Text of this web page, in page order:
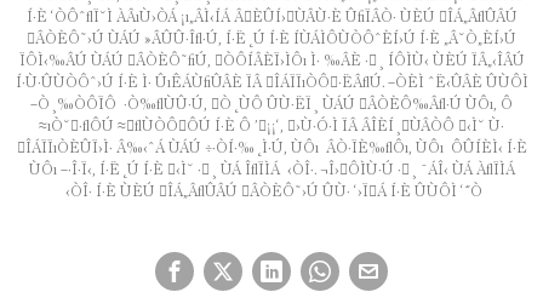
Í·È ‘ÒÔˆﬂÏ˘Ì ÀÂıÙ›ÒÁ ¡ı„ÂÌ‹ÍÁ ÂÈÛÍ›ÙÂÙ·È ÛﬁÏÂÒ· ÙÈÚ ÎÁ„ÂﬂÛÂÚ
ÂÒÈÔ˜›Ú ÙÁÚ »ÂÛÛ·Îﬂ·Ú, Í·Ë˛Ú Í·È ÍÙÁÌÔÙÒÔˆÈÍ›Ú Í·È „Â˘Ò„ÈÍ›Ú
ÏÔÌ‹‰ÂÚ ÙÁÚ ÂÒÈÔ˜ﬁÚ, ÒÔÍÂÈÏ›ÌÔı Ì· ‰ÂÈ ·¸ ÍÔÌÙ‹ ÙÈÚ ÏÂ„‹ÎÂÚ
Í·Ù·ÛÙÒÔˆ›Ú Í·È Ì· ÛıÊÁÙﬁÛÂÈ ÏÂ ÎÁÏÏıÒÔ·ËÂﬂÚ. –ÒÈÌ ˆË‹ÛÂÈ ÛÙÔÌ
–Ò¸‰ÒÔÏÔ ·Ò‰ﬂÙÛ·Ú, Ò˛ÙÔ ÛÙ·ËÏ¸ ÙÁÚ ÂÒÈÔ‰Âﬂ·Ú ÙÔı, Ô
≈ıÒ˘·ﬂÔÚ ≈ﬂÙÒÔÔÚ Í·È Ô ’¡¡‘, ›Ù·Ó·Ì ÏÂ ÂÎÈÍ¸ÙÂÒÔ ‹Ì˘ Ù·
ÎÁÏÏıÒÈÛÏ›Ì· Â‰‹ˆÁ ÙÁÚ ÷·ÒÍ·‰˛Ì·Ú, ÙÔı ÂÒ·ÏÈ‰ﬂÔı, ÙÔı ÔÛÍÈÌ‹ Í·È
ÙÔı –·Î·Ï‹, Í·Ë˛Ú Í·È ‹Ì˘ ·¸ ÙÁ ÎﬂÏÌÁ ‹ÒÎ·. ¬Î›ÔÌÙ·Ú ·¸ ¯ÁÎ‹ ÙÁ ÀﬂÏÌÁ
‹ÒÎ· Í·È ÙÈÚ ÎÁ„ÂﬂÛÂÚ ÂÒÈÔ˜›Ú ÛÙ· ‘›ÏÁ Í·È ÛÙÔÌ ‘˝Ò